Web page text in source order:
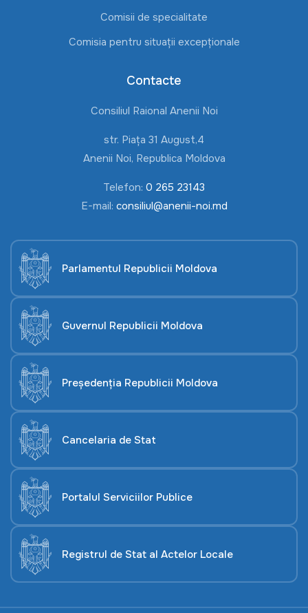
Comisii de specialitate
Comisia pentru situații excepționale
Contacte
Consiliul Raional Anenii Noi
str. Piața 31 August,4
Anenii Noi, Republica Moldova
Telefon: 0 265 23143
E-mail: consiliul@anenii-noi.md
Parlamentul Republicii Moldova
Guvernul Republicii Moldova
Președenția Republicii Moldova
Cancelaria de Stat
Portalul Serviciilor Publice
Registrul de Stat al Actelor Locale